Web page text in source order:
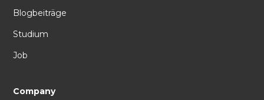
Blogbeiträge
Studium
Job
Company